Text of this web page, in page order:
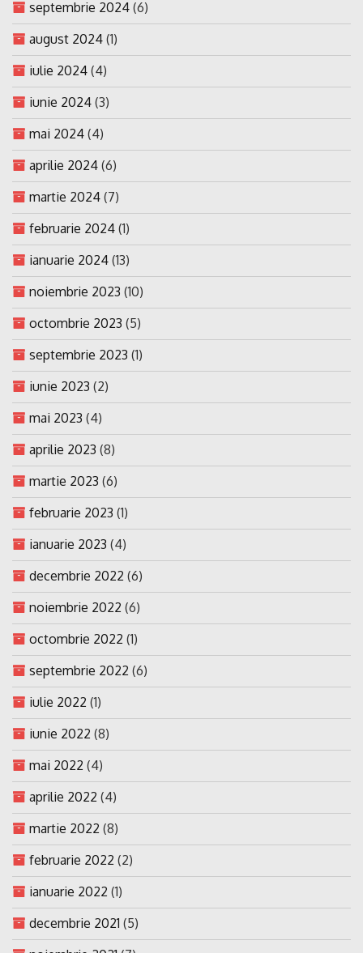
septembrie 2024 (6)
august 2024 (1)
iulie 2024 (4)
iunie 2024 (3)
mai 2024 (4)
aprilie 2024 (6)
martie 2024 (7)
februarie 2024 (1)
ianuarie 2024 (13)
noiembrie 2023 (10)
octombrie 2023 (5)
septembrie 2023 (1)
iunie 2023 (2)
mai 2023 (4)
aprilie 2023 (8)
martie 2023 (6)
februarie 2023 (1)
ianuarie 2023 (4)
decembrie 2022 (6)
noiembrie 2022 (6)
octombrie 2022 (1)
septembrie 2022 (6)
iulie 2022 (1)
iunie 2022 (8)
mai 2022 (4)
aprilie 2022 (4)
martie 2022 (8)
februarie 2022 (2)
ianuarie 2022 (1)
decembrie 2021 (5)